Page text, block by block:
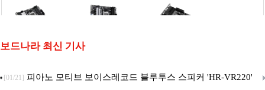
보드나라 최신 기사
[01/21] 피아노 모티브 보이스레코드 블루투스 스피커 'HR-VR220'